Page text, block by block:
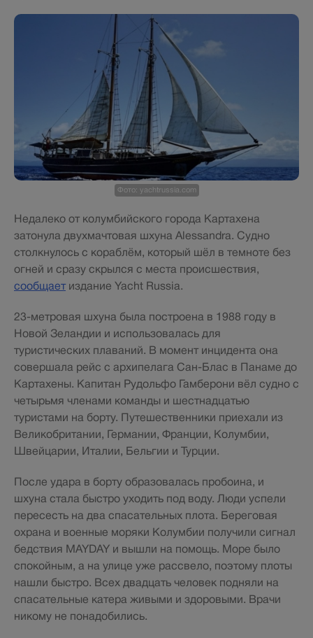
Фото: yachtrussia.com
Недалеко от колумбийского города Картахена
затонула двухмачтовая шхуна Alessandra. Судно
столкнулось с кораблём, который шёл в темноте без
огней и сразу скрылся с места происшествия,
сообщаетиздание Yacht Russia.
23-метровая шхуна была построена в 1988 году в
Новой Зеландии и использовалась для
туристических плаваний. В момент инцидента она
совершала рейс с архипелага Сан-Блас в Панаме до
Картахены. Капитан Рудольфо Гамберони вёл судно с
четырьмя членами команды и шестнадцатью
туристами на борту. Путешественники приехали из
Великобритании, Германии, Франции, Колумбии,
Швейцарии, Италии, Бельгии и Турции.
После удара в борту образовалась пробоина, и
шхуна стала быстро уходить под воду. Люди успели
пересесть на два спасательных плота. Береговая
охрана и военные моряки Колумбии получили сигнал
бедствия MAYDAY и вышли на помощь. Море было
спокойным, а на улице уже рассвело, поэтому плоты
нашли быстро. Всех двадцать человек подняли на
спасательные катера живыми и здоровыми. Врачи
никому не понадобились.